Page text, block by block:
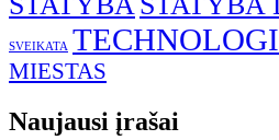
SVEIKATA
MIESTAS
Naujausi įrašai